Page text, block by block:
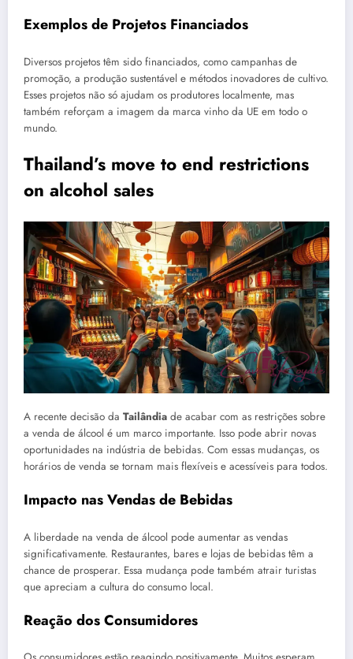
Exemplos de Projetos Financiados
Diversos projetos têm sido financiados, como campanhas de
promoção, a produção sustentável e métodos inovadores de cultivo.
Esses projetos não só ajudam os produtores localmente, mas
também reforçam a imagem da marca vinho da UE em todo o
mundo.
Thailand’s move to end restrictions
on alcohol sales
A recente decisão da Tailândia de acabar com as restrições sobre
a venda de álcool é um marco importante. Isso pode abrir novas
oportunidades na indústria de bebidas. Com essas mudanças, os
horários de venda se tornam mais flexíveis e acessíveis para todos.
Impacto nas Vendas de Bebidas
A liberdade na venda de álcool pode aumentar as vendas
significativamente. Restaurantes, bares e lojas de bebidas têm a
chance de prosperar. Essa mudança pode também atrair turistas
que apreciam a cultura do consumo local.
Reação dos Consumidores